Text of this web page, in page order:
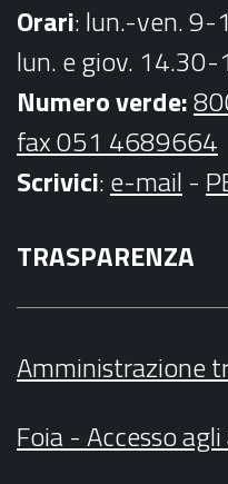
Orari: lun.-ven. 9-
lun. e giov.
Numero verde:
fax 051 4689664
Scrivici:e-mail -
TRASPARENZA
Amministrazione
Foia - Accesso